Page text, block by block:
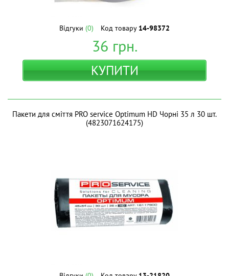
Відгуки (0) Код товару 14-98372
36 грн.
КУПИТИ
Пакети для сміття PRO service Optimum HD Чорні 35 л 30 шт.
(4823071624175)